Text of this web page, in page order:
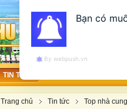
TIN TỨC
Trang chủ Tin tức Top nhà
Bạn có
By webpush.vn